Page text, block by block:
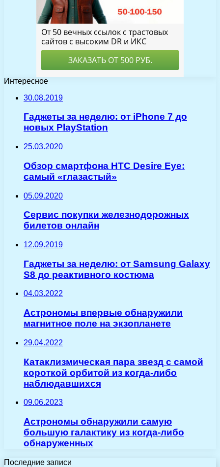
Интересное
30.08.2019
Гаджеты за неделю: от iPhone 7 до
новых PlayStation
25.03.2020
Обзор смартфона HTC Desire Eye:
самый «глазастый»
05.09.2020
Сервис покупки железнодорожных
билетов онлайн
12.09.2019
Гаджеты за неделю: от Samsung Galaxy
S8 до реактивного костюма
04.03.2022
Астрономы впервые обнаружили
магнитное поле на экзопланете
29.04.2022
Катаклизмическая пара звезд с самой
короткой орбитой из когда-либо
наблюдавшихся
09.06.2023
Астрономы обнаружили самую
большую галактику из когда-либо
обнаруженных
Последние записи